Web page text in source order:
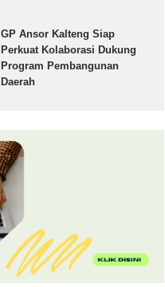
GP Ansor Kalteng Siap
Perkuat Kolaborasi Dukung
Program Pembangunan
Daerah